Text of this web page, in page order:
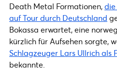
Death Metal Formationen,die
auf Tour durch Deutschland
Bokassa erwartet, eine
kürzlich für Aufsehen sorgte,
Schlagzeuger Lars Ullrich als
bekannte.